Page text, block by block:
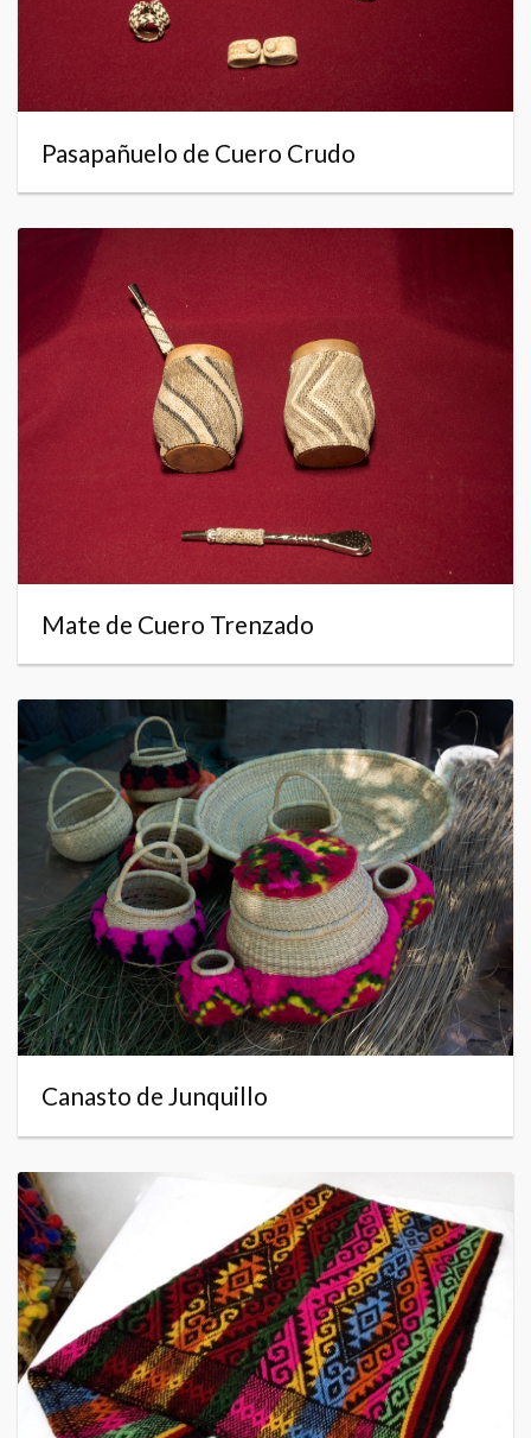
Pasapañuelo de Cuero Crudo
Mate de Cuero Trenzado
Canasto de Junquillo